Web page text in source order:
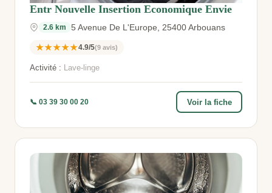
Entr Nouvelle Insertion Economique Envie
2.6 km 5 Avenue De L'Europe, 25400 Arbouans
★★★★★4.9/5(9 avis)
Activité : Lave-linge
📞 03 39 30 00 20 Voir la fiche